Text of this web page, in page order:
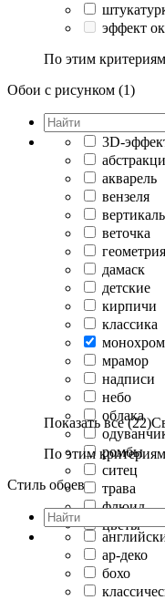
эффект
По этим
Обои с рисунком (1)
3D-
акварель
вензеля
веточка
геометрия
дамаск
детские
кирпичи
классика
монохром
мрамор
надписи
небо
облака
ромбы
ситец
трава
флюид
цветы
Показать все (22)
По этим
Стиль обоев
ар-деко
бохо